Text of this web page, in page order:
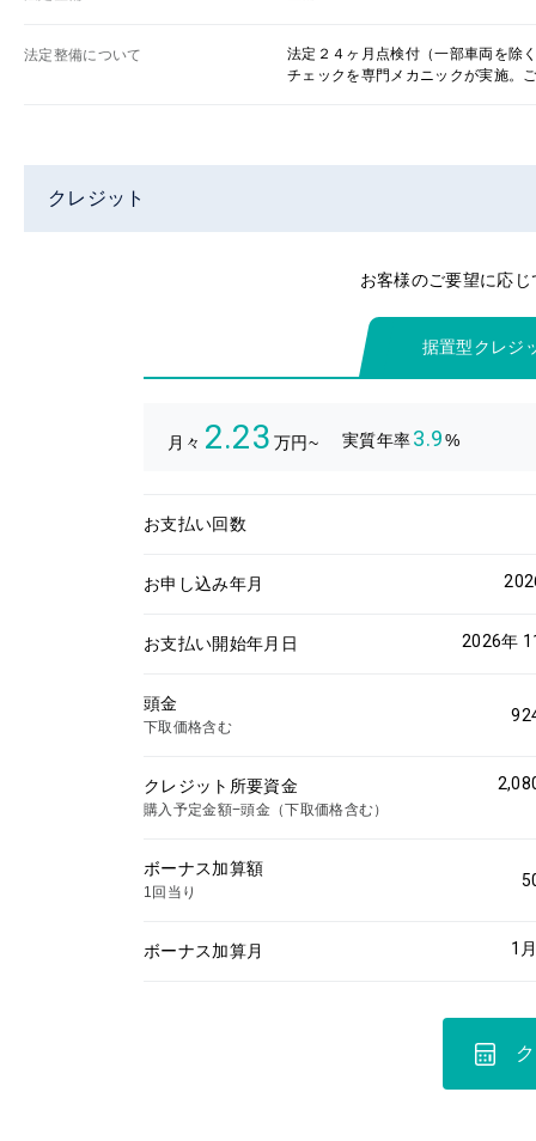
法定整備について
法定２４ヶ月点検付（一部車両を除
チェックを専門メカニックが実施。
クレジット
お客様のご要望に応
据置型クレジ
月々 2.23 万円~ 実質年率3.9 %
お支払い回数
お申し込み年月
お支払い開始年月日 2026年
頭金
下取価格含む
クレジット所要資金
購入予定金額−頭金（下取価格含む）
ボーナス加算額
1回当り
ボーナス加算月 1